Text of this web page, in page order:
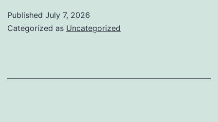
Published July 7, 2026
Categorized as Uncategorized